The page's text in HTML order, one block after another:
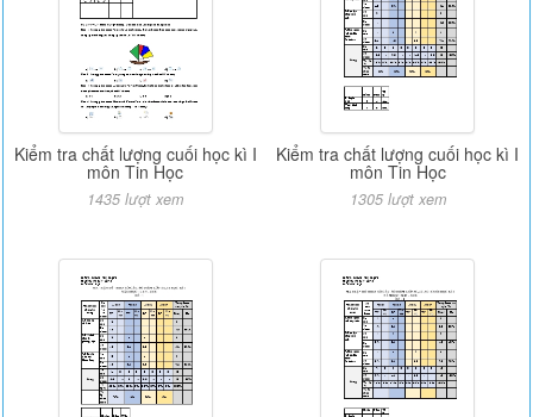
Kiểm tra chất lượng cuối học kì I
môn Tin Học
1435 lượt xem
Kiểm tra chất lượng cuối học kì I
môn Tin Học
1305 lượt xem